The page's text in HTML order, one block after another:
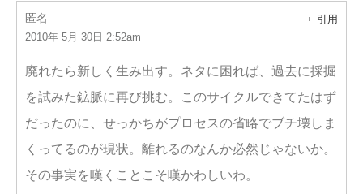
匿名
2010年 5月 30日 2:52am
引用
廃れたら新しく生み出す。ネタに困れば、過去に採掘
を試みた鉱脈に再び挑む。このサイクルできてたはず
だったのに、せっかちがプロセスの省略でブチ壊しま
くってるのが現状。離れるのなんか必然じゃないか。
その事実を嘆くことこそ嘆かわしいわ。